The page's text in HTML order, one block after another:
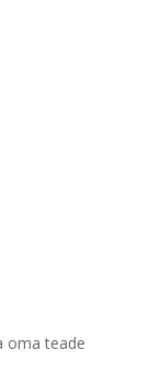
oma teade